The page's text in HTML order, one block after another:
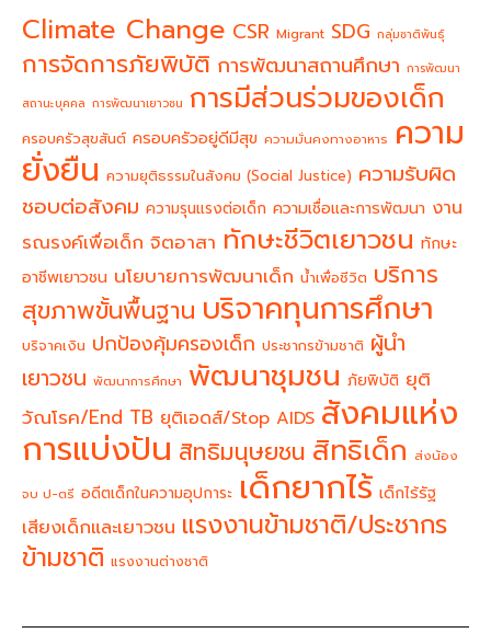
Climate Change CSR Migrant SDG กลุ่มชาติพันธุ์
การจัดการภัยพิบัติ การพัฒนาสถานศึกษา การพัฒนา
สถานะบุคคล การพัฒนาเยาวชน การมีส่วนร่วมของเด็ก
ครอบครัวสุขสันต์ ครอบครัวอยู่ดีมีสุข ความมั่นคงทางอาหาร ความ
ยั่งยืน ความยุติธรรมในสังคม (Social Justice) ความรับผิด
ชอบต่อสังคม ความรุนแรงต่อเด็ก ความเชื่อและการพัฒนา งาน
รณรงค์เพื่อเด็ก จิตอาสา ทักษะชีวิตเยาวชน ทักษะ
อาชีพเยาวชน นโยบายการพัฒนาเด็ก น้ำเพื่อชีวิต บริการ
สุขภาพขั้นพื้นฐาน บริจาคทุนการศึกษา
บริจาคเงิน ปกป้องคุ้มครองเด็ก ประชากรข้ามชาติ ผู้นำ
เยาวชน พัฒนาการศึกษา พัฒนาชุมชน ภัยพิบัติ ยุติ
วัณโรค/End TB ยุติเอดส์/Stop AIDS สังคมแห่ง
การแบ่งปัน สิทธิมนุษยชน สิทธิเด็ก ส่งน้อง
จบ ป-ตรี อดีตเด็กในความอุปการะ เด็กยากไร้ เด็กไร้รัฐ
เสียงเด็กและเยาวชน แรงงานข้ามชาติ/ประชากร
ข้ามชาติ แรงงานต่างชาติ